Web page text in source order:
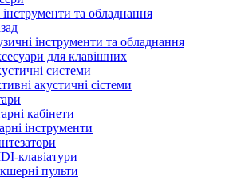
та обладнання
інструменти та обладнання
для клавішних
системи
акустичні сістеми
кабінети
інструменти
клавіатури
пульти